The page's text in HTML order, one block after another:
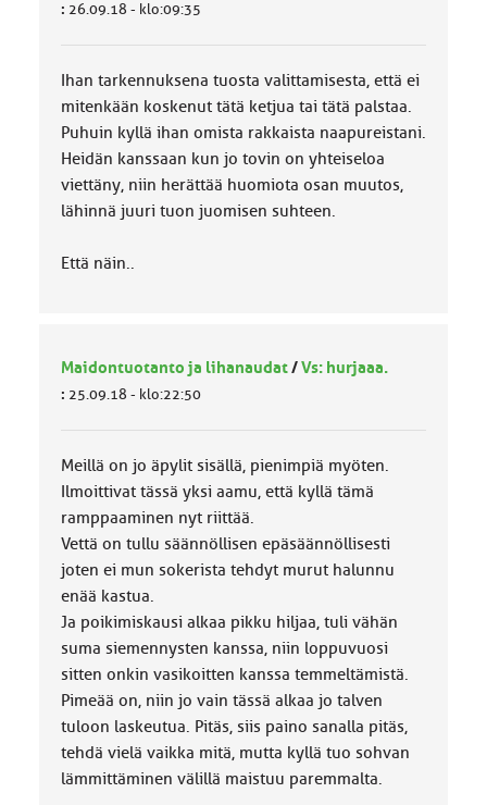
: 26.09.18 - klo:09:35
Ihan tarkennuksena tuosta valittamisesta, että ei
mitenkään koskenut tätä ketjua tai tätä palstaa.
Puhuin kyllä ihan omista rakkaista naapureistani.
Heidän kanssaan kun jo tovin on yhteiseloa
viettäny, niin herättää huomiota osan muutos,
lähinnä juuri tuon juomisen suhteen.
Että näin..
Maidontuotanto ja lihanaudat/Vs: hurjaaa.
: 25.09.18 - klo:22:50
Meillä on jo äpylit sisällä, pienimpiä myöten.
Ilmoittivat tässä yksi aamu, että kyllä tämä
ramppaaminen nyt riittää.
Vettä on tullu säännöllisen epäsäännöllisesti
joten ei mun sokerista tehdyt murut halunnu
enää kastua.
Ja poikimiskausi alkaa pikku hiljaa, tuli vähän
suma siemennysten kanssa, niin loppuvuosi
sitten onkin vasikoitten kanssa temmeltämistä.
Pimeää on, niin jo vain tässä alkaa jo talven
tuloon laskeutua. Pitäs, siis paino sanalla pitäs,
tehdä vielä vaikka mitä, mutta kyllä tuo sohvan
lämmittäminen välillä maistuu paremmalta.